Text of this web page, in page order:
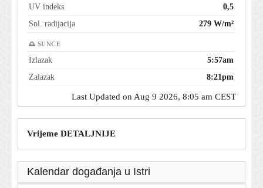
UV indeks
0,5
Sol. radijacija
279 W/m²
🌅 SUNCE
Izlazak
5:57am
Zalazak
8:21pm
Last Updated on Aug 9 2026, 8:05 am CEST
Vrijeme DETALJNIJE
Kalendar događanja u Istri